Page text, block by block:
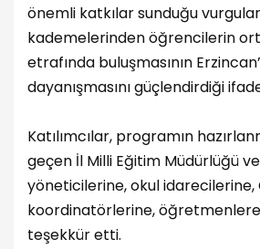
önemli katkılar sunduğu
kademelerinden öğrencilerin
etrafında buluşmasının
dayanışmasını güçlendirdiği
Katılımcılar, programın
geçen İl Milli Eğitim Müdürlüğü
yöneticilerine, okul idarecilerine,
koordinatörlerine,
teşekkür etti.